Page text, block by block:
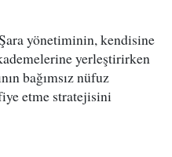
yönetiminin, kendisine
yerleştirirken
bağımsız nüfuz
etme stratejisini